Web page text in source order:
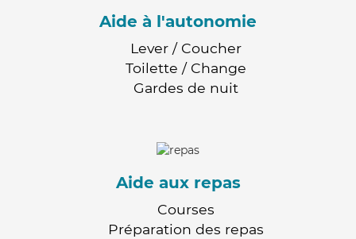
Aide à l'autonomie
Lever / Coucher
Toilette / Change
Gardes de nuit
Aide aux repas
Courses
Préparation des repas